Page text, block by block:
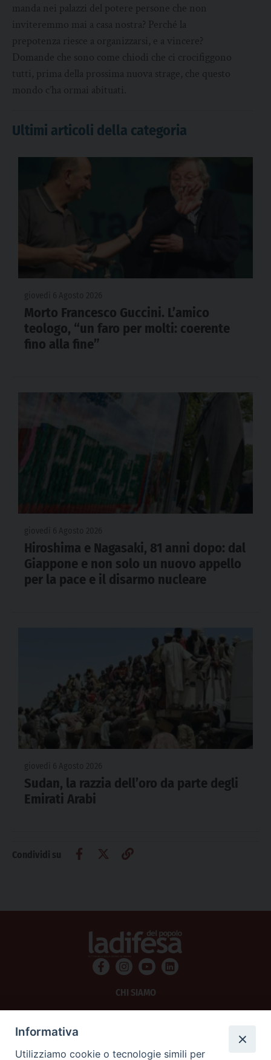
manda nei palazzi del potere persone che non
inviteremmo mai a casa nostra? Perché la
prepotenza riesce a organizzarsi, e a vincere?
Domande che sono come chiodi che ci crocifiggono
tutti, prima della prossima nuova strage, che questo
mondo c’ha ormai abituati.
Ultimi articoli della categoria
Morto Francesco Guccini. L’amico
teologo, “un faro per molti: coerente
fino alla fine”
Hiroshima e Nagasaki, 81 anni dopo: dal
Giappone e non solo un nuovo appello
per la pace e il disarmo nucleare
Sudan, la razzia dell’oro da parte degli
Emirati Arabi
Condividi su
CHI SIAMO
Informativa
Utilizziamo cookie o tecnologie simili per